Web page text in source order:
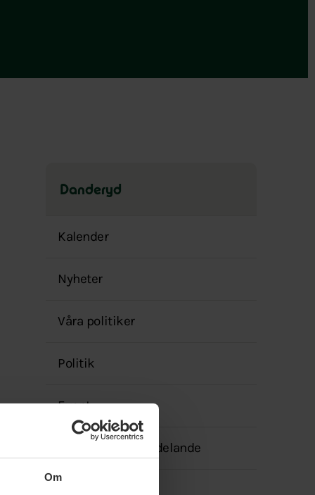
Om
Danderyd
över
menyn
Kalender
Nyheter
Våra politiker
Politik
Event
Transparensmeddelande